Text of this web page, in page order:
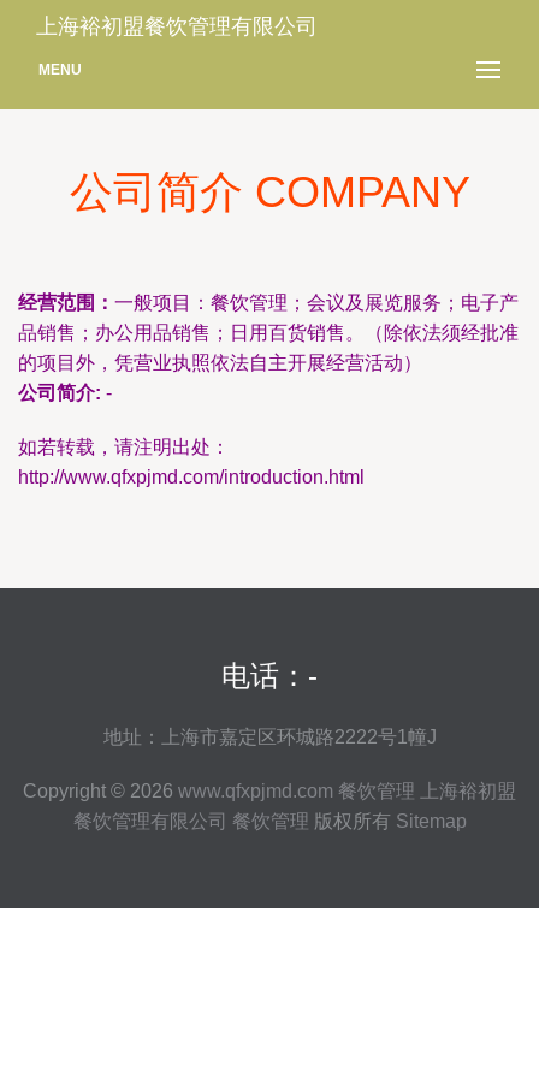
上海裕初盟餐饮管理有限公司
MENU
公司简介 COMPANY
经营范围： 一般项目：餐饮管理；会议及展览服务；电子产
品销售；办公用品销售；日用百货销售。（除依法须经批准
的项目外，凭营业执照依法自主开展经营活动）
公司简介: -
如若转载，请注明出处：
http://www.qfxpjmd.com/introduction.html
电话：-
地址：上海市嘉定区环城路2222号1幢J
Copyright © 2026 www.qfxpjmd.com 餐饮管理
上海裕初盟
餐饮管理有限公司 餐饮管理 版权所有 Sitemap